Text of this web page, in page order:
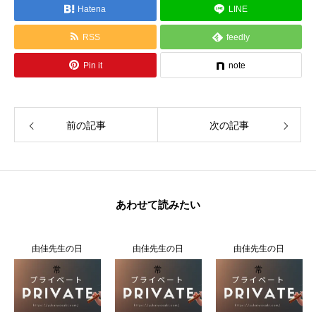
Hatena LINE
RSS feedly
Pin it note
前の記事 次の記事
あわせて読みたい
由佳先生の日 由佳先生の日 由佳先生の日